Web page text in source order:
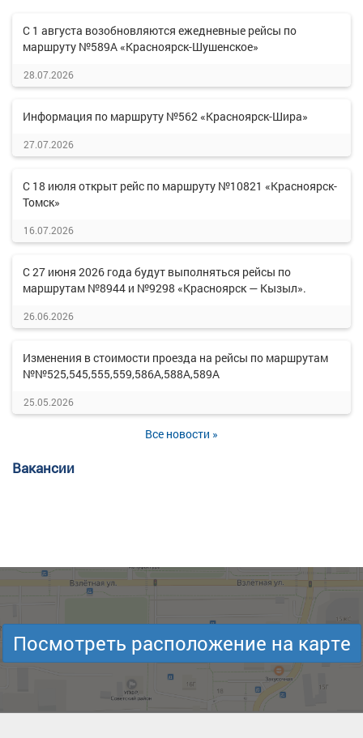
С 1 августа возобновляются ежедневные рейсы по
маршруту №589А «Красноярск-Шушенское»
28.07.2026
Информация по маршруту №562 «Красноярск-Шира»
27.07.2026
С 18 июля открыт рейс по маршруту №10821 «Красноярск-
Томск»
16.07.2026
С 27 июня 2026 года будут выполняться рейсы по
маршрутам №8944 и №9298 «Красноярск — Кызыл».
26.06.2026
Изменения в стоимости проезда на рейсы по маршрутам
№№525,545,555,559,586А,588А,589А
25.05.2026
Все новости »
Вакансии
Посмотреть расположение на карте